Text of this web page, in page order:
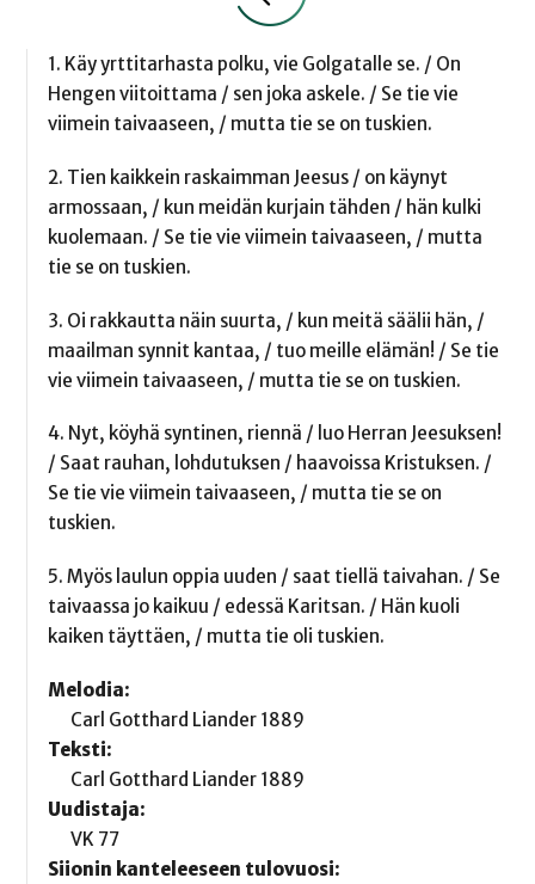
1. Käy yrttitarhasta polku, vie Golgatalle se. / On
Hengen viitoittama / sen joka askele. / Se tie vie
viimein taivaaseen, / mutta tie se on tuskien.
2. Tien kaikkein raskaimman Jeesus / on käynyt
armossaan, / kun meidän kurjain tähden / hän kulki
kuolemaan. / Se tie vie viimein taivaaseen, / mutta
tie se on tuskien.
3. Oi rakkautta näin suurta, / kun meitä säälii hän, /
maailman synnit kantaa, / tuo meille elämän! / Se tie
vie viimein taivaaseen, / mutta tie se on tuskien.
4. Nyt, köyhä syntinen, riennä / luo Herran Jeesuksen!
/ Saat rauhan, lohdutuksen / haavoissa Kristuksen. /
Se tie vie viimein taivaaseen, / mutta tie se on
tuskien.
5. Myös laulun oppia uuden / saat tiellä taivahan. / Se
taivaassa jo kaikuu / edessä Karitsan. / Hän kuoli
kaiken täyttäen, / mutta tie oli tuskien.
Melodia:
Carl Gotthard Liander 1889
Teksti:
Carl Gotthard Liander 1889
Uudistaja:
VK 77
Siionin kanteleeseen tulovuosi: